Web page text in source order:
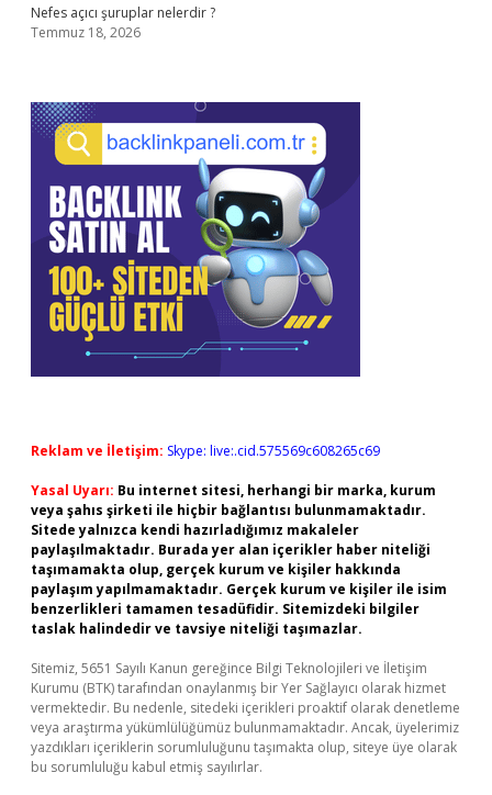
Nefes açıcı şuruplar nelerdir ?
Temmuz 18, 2026
Reklam ve İletişim: Skype: live:.cid.575569c608265c69
Yasal Uyarı: Bu internet sitesi, herhangi bir marka, kurum
veya şahıs şirketi ile hiçbir bağlantısı bulunmamaktadır.
Sitede yalnızca kendi hazırladığımız makaleler
paylaşılmaktadır. Burada yer alan içerikler haber niteliği
taşımamakta olup, gerçek kurum ve kişiler hakkında
paylaşım yapılmamaktadır. Gerçek kurum ve kişiler ile isim
benzerlikleri tamamen tesadüfidir. Sitemizdeki bilgiler
taslak halindedir ve tavsiye niteliği taşımazlar.
Sitemiz, 5651 Sayılı Kanun gereğince Bilgi Teknolojileri ve İletişim
Kurumu (BTK) tarafından onaylanmış bir Yer Sağlayıcı olarak hizmet
vermektedir. Bu nedenle, sitedeki içerikleri proaktif olarak denetleme
veya araştırma yükümlülüğümüz bulunmamaktadır. Ancak, üyelerimiz
yazdıkları içeriklerin sorumluluğunu taşımakta olup, siteye üye olarak
bu sorumluluğu kabul etmiş sayılırlar.